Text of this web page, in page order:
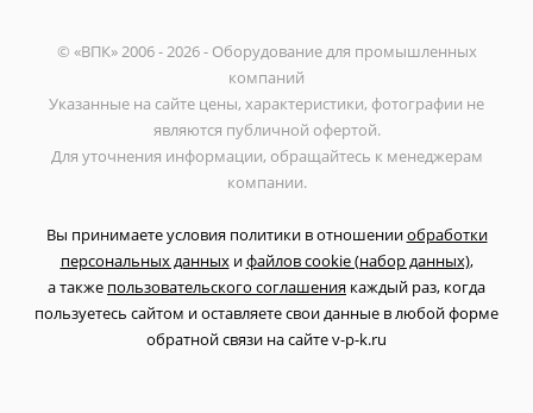
© «ВПК» 2006 - 2026 - Оборудование для промышленных
компаний
Указанные на сайте цены, характеристики, фотографии не
являются публичной офертой.
Для уточнения информации, обращайтесь к менеджерам
компании.
Вы принимаете условия политики в отношенииобработки
персональных данныхифайлов cookie (набор данных),
а также пользовательского соглашения каждый раз, когда
пользуетесь сайтом и оставляете свои данные в любой форме
обратной связи на сайте v-p-k.ru